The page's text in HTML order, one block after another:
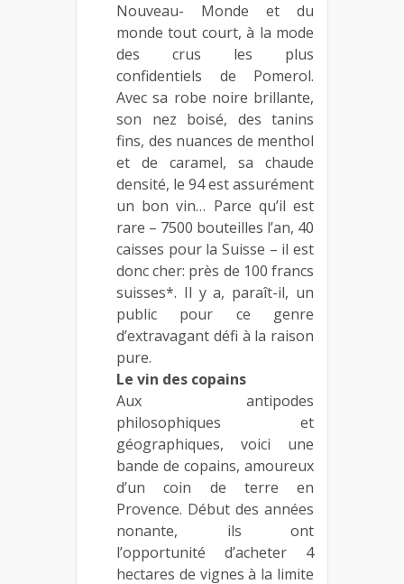
Nouveau- Monde et du
monde tout court, à la mode
des crus les plus
confidentiels de Pomerol.
Avec sa robe noire brillante,
son nez boisé, des tanins
fins, des nuances de menthol
et de caramel, sa chaude
densité, le 94 est assurément
un bon vin… Parce qu’il est
rare – 7500 bouteilles l’an, 40
caisses pour la Suisse – il est
donc cher: près de 100 francs
suisses*. Il y a, paraît-il, un
public pour ce genre
d’extravagant défi à la raison
pure.
Le vin des copains
Aux antipodes
philosophiques et
géographiques, voici une
bande de copains, amoureux
d’un coin de terre en
Provence. Début des années
nonante, ils ont
l’opportunité d’acheter 4
hectares de vignes à la limite